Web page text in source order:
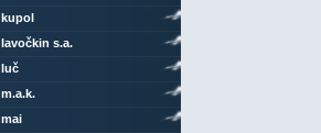
kupol
lavočkin s.a.
luč
m.a.k.
mai